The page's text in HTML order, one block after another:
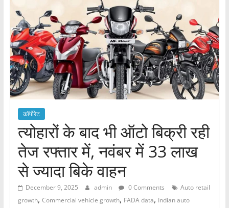
कॉर्पोरेट
त्योहारों के बाद भी ऑटो बिक्री रही
तेज रफ्तार में, नवंबर में 33 लाख
से ज्यादा बिके वाहन
December 9, 2025 admin 0 Comments
Auto retail
growth, Commercial vehicle growth, FADA data, Indian auto